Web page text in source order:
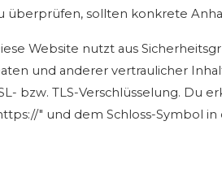
überprüfen, sollten konkrete
Website nutzt aus
und anderer vertraulicher
bzw. TLS-Verschlüsselung. Du
" und dem Schloss-Symbol